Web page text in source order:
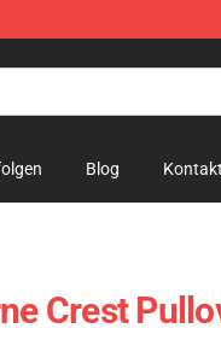
Blog Kontakt
Crest